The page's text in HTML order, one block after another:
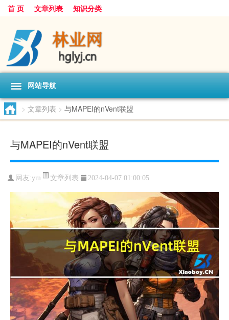
首 页 文章列表 知识分类
网站导航
> 文章列表 > 与MAPEI的nVent联盟
与MAPEI的nVent联盟
网友:ym 文章列表 2024-04-07 01:00:05